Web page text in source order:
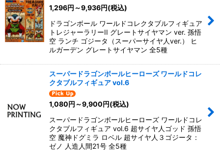
1,296円 ～9,936円(税込)
ドラゴンボール ワールドコレクタブルフィギュア
トレジャーラリーII グレートサイヤマン ver. 孫悟
空 ランチ ゴジータ（スーパーサイヤ人ver.） ヒ
ルガーデン グレートサイヤマン 全5種
スーパードラゴンボールヒーローズ ワールドコレ
クタブルフィギュア vol.6
1,080円 ～9,900円(税込)
スーパードラゴンボールヒーローズ ワールドコレ
クタブルフィギュア vol.6 超サイヤ人ゴッド 孫悟
空 魔神ドグミラ ロベル 超サイヤ人３ゴジータ：
ゼノ 人造人間21号 全5種